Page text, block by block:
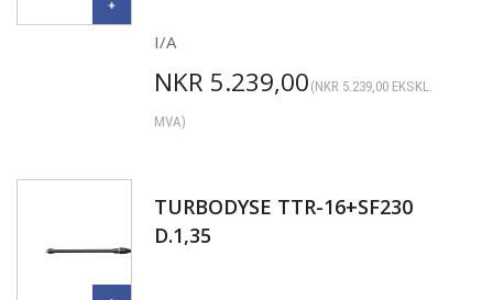
I/A
NKR 5.239,00 (NKR 5.239,00EKSKL.
MVA)
TURBODYSE TTR-16+SF230
D.1,35